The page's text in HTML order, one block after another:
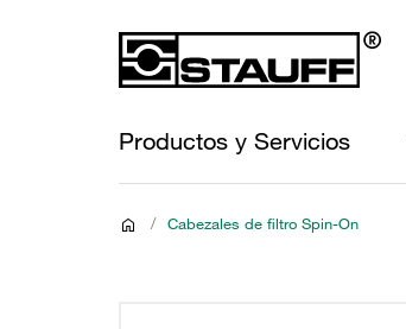
Productos y Servicios
/ Cabezales de filtro Spin-On